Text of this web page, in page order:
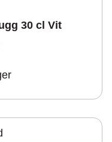
30 cl Vit